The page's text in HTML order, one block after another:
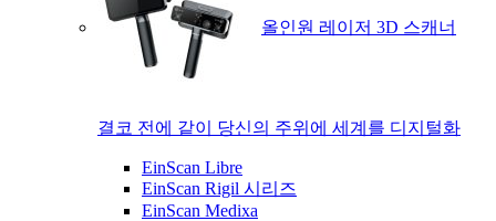
올인원 레이저 3D 스캐너
결코 전에 같이 당신의 주위에 세계를 디지털화
EinScan Libre
EinScan Rigil 시리즈
EinScan Medixa